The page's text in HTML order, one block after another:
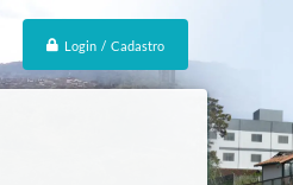
Login / Cadastro